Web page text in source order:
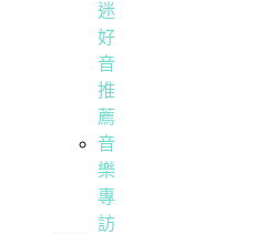
迷
好
音
推
薦
音
樂
專
訪